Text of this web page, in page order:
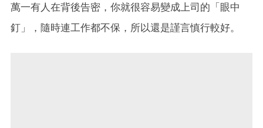
萬一有人在背後告密，你就很容易變成上司的「眼中
釘」，隨時連工作都不保，所以還是謹言慎行較好。